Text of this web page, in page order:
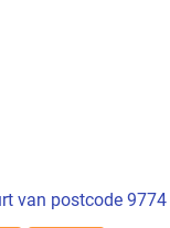
van postcode 9774